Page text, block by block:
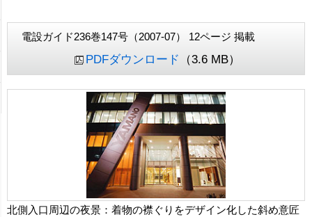
電設ガイド236巻147号（2007-07） 12ページ 掲載
PDFダウンロード （3.6 MB）
北側入口周辺の夜景：着物の襟ぐりをデザイン化した斜め意匠